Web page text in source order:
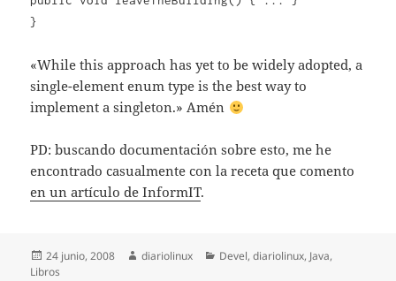
}
«While this approach has yet to be widely adopted, a
single-element enum type is the best way to
implement a singleton.» Amén
PD: buscando documentación sobre esto, me he
encontrado casualmente con la receta que comento
en un artículo de InformIT.
Publicado
el
24 junio, 2008 Autor
diariolinux Categorías
Devel,diariolinux, Java,
Libros